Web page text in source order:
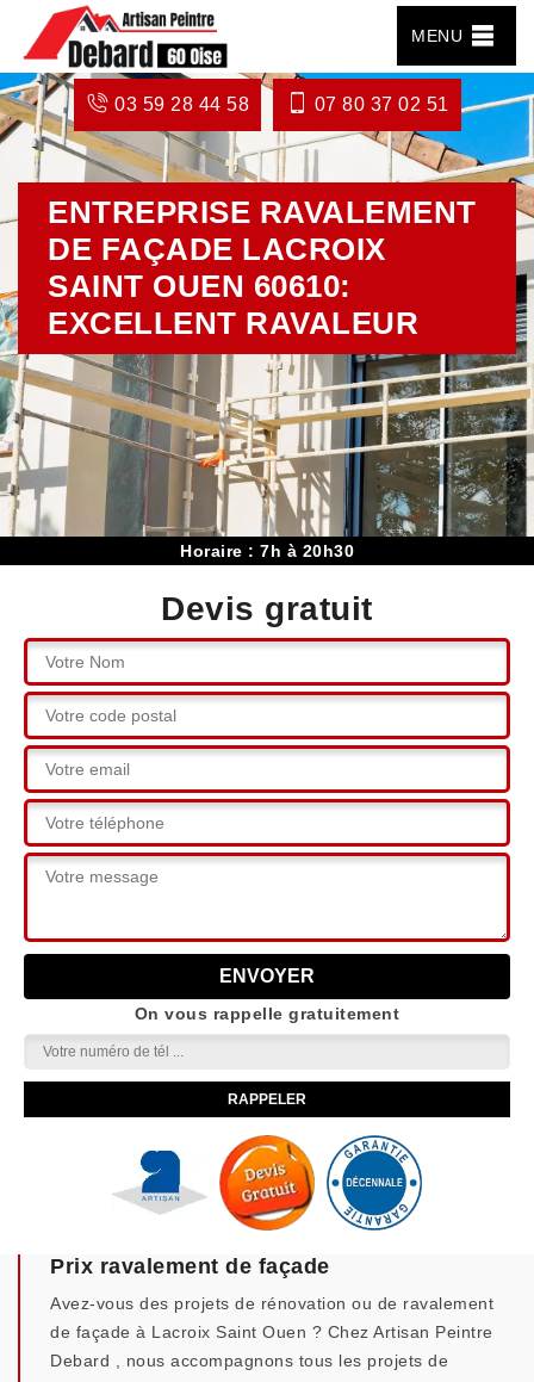
MENU
03 59 28 44 58 07 80 37 02 51
ENTREPRISE RAVALEMENT
DE FAÇADE LACROIX
SAINT OUEN 60610:
EXCELLENT RAVALEUR
Horaire : 7h à 20h30
Devis gratuit
On vous rappelle gratuitement
Prix ravalement de façade
Avez-vous des projets de rénovation ou de ravalement
de façade à Lacroix Saint Ouen ? Chez Artisan Peintre
Debard , nous accompagnons tous les projets de